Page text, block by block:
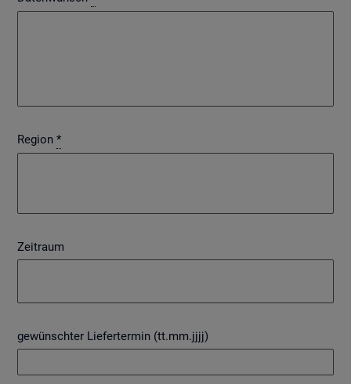
Region *
Zeitraum
gewünschter Liefertermin (tt.mm.jjjj)